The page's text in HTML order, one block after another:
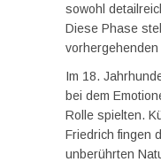
sowohl
Diese Phase
Im 18.
bei dem
Rolle spielten.
Friedrich fingen
unberührten